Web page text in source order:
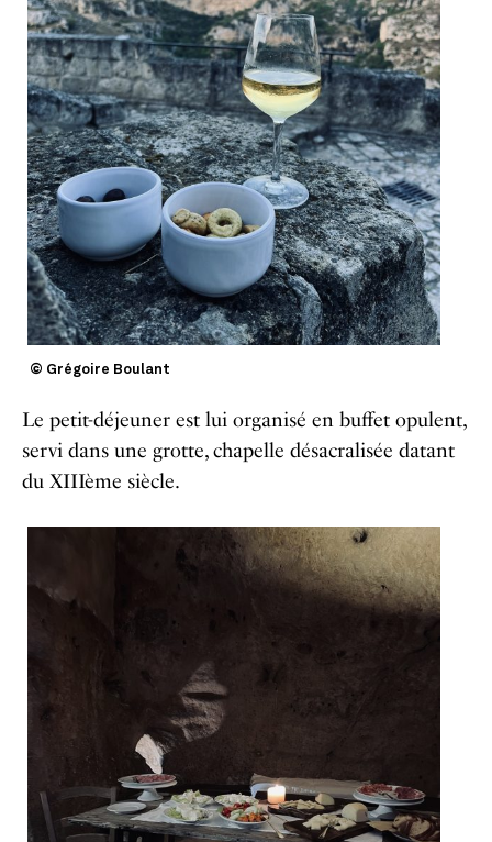
© Grégoire Boulant
Le petit-déjeuner est lui organisé en buffet opulent,
servi dans une grotte, chapelle désacralisée datant
du XIIIème siècle.